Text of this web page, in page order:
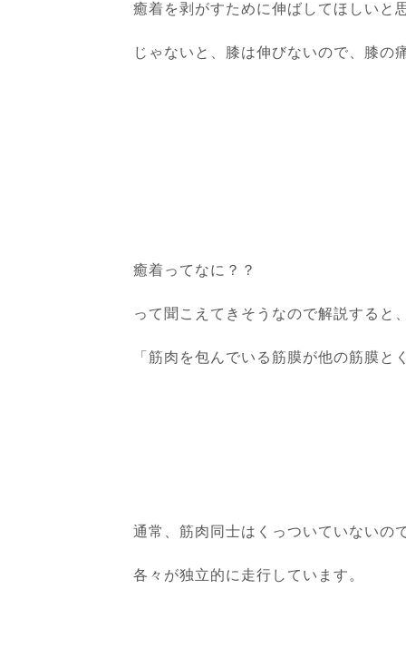
癒着を剥がすために伸ばしてほしいと
じゃないと、膝は伸びないので、膝の
癒着ってなに？？
って聞こえてきそうなので解説すると、
「筋肉を包んでいる筋膜が他の筋膜と
通常、筋肉同士はくっついていないので
各々が独立的に走行しています。